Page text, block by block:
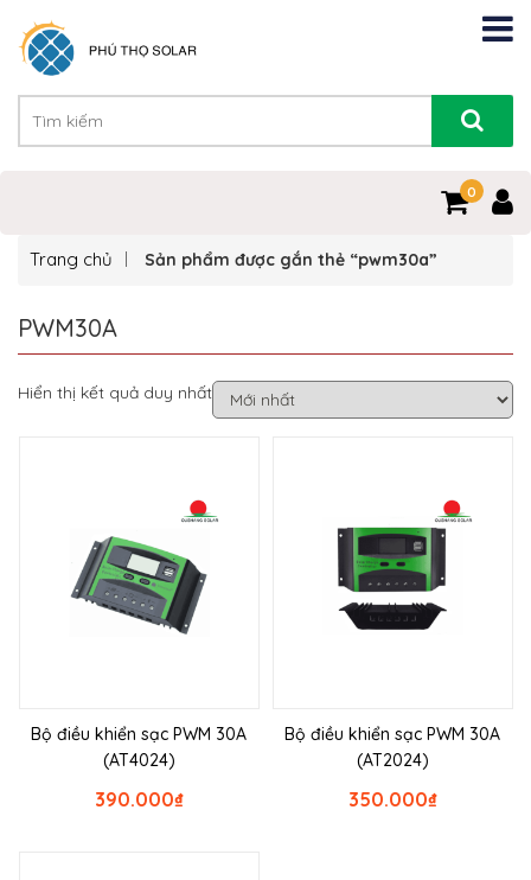
0
Trang chủ Sản phẩm được gắn thẻ “pwm30a”
PWM30A
Hiển thị kết quả duy nhất
Bộ điều khiển sạc PWM 30A
(AT4024)
₫
390.000
Bộ điều khiển sạc PWM 30A
(AT2024)
₫
350.000